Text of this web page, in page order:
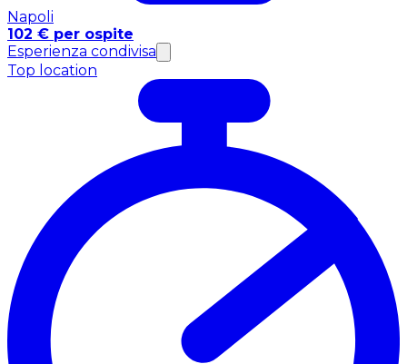
Napoli
102 € per ospite
Esperienza condivisa
Top location